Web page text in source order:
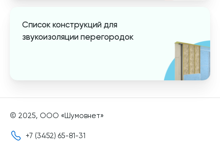
Список конструкций для
звукоизоляции перегородок
© 2025, ООО «Шумовнет»
+7 (3452) 65-81-31